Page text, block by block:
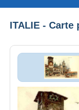
ITALIE - Carte